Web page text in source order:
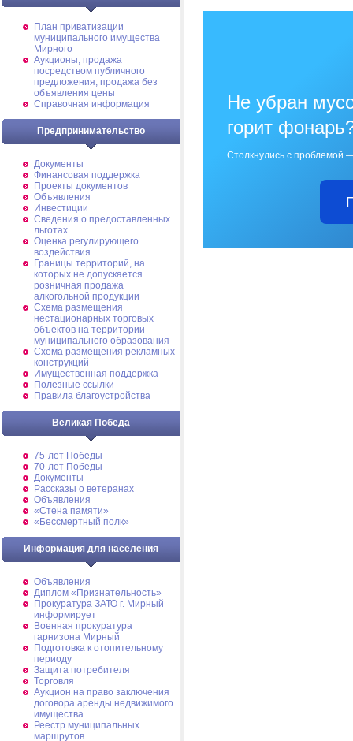
План приватизации
муниципального имущества
Мирного
Аукционы, продажа
посредством публичного
предложения, продажа без
объявления цены
Справочная информация
Предпринимательство
Документы
Финансовая поддержка
Проекты документов
Объявления
Инвестиции
Сведения о предоставленных
льготах
Оценка регулирующего
воздействия
Границы территорий, на
которых не допускается
розничная продажа
алкогольной продукции
Схема размещения
нестационарных торговых
объектов на территории
муниципального образования
Схема размещения рекламных
конструкций
Имущественная поддержка
Полезные ссылки
Правила благоустройства
Великая Победа
75-лет Победы
70-лет Победы
Документы
Рассказы о ветеранах
Объявления
«Стена памяти»
«Бессмертный полк»
Информация для населения
Объявления
Диплом «Признательность»
Прокуратура ЗАТО г. Мирный
информирует
Военная прокуратура
гарнизона Мирный
Подготовка к отопительному
периоду
Защита потребителя
Торговля
Аукцион на право заключения
договора аренды недвижимого
имущества
Реестр муниципальных
маршрутов
Не убран
горит
Столкнулись с проблемой